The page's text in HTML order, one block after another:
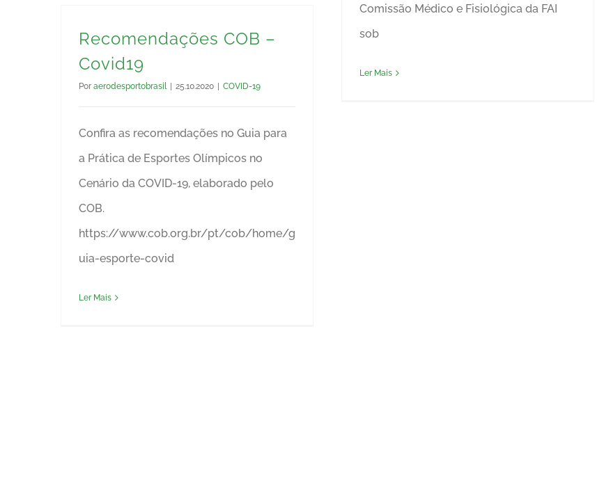
Comissão Médico e Fisiológica da FAI
sob
Ler Mais
Recomendações COB –
Covid19
Por aerodesportobrasil 25.10.2020 COVID-19
Confira as recomendações no Guia para
a Prática de Esportes Olímpicos no
Cenário da COVID-19, elaborado pelo
COB.
https://www.cob.org.br/pt/cob/home/g
uia-esporte-covid
Ler Mais